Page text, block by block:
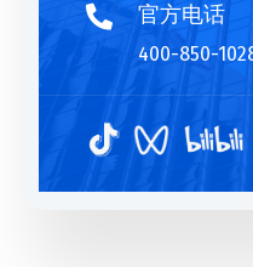
 官方电话
400-850-